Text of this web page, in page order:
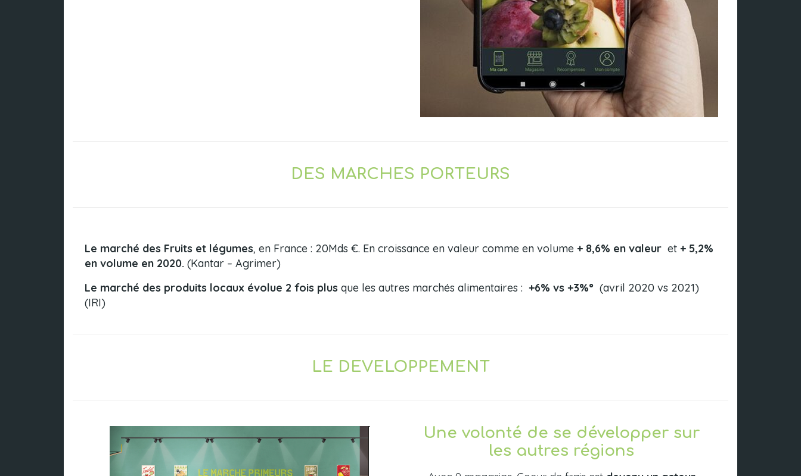
DES MARCHES PORTEURS
Le marché des Fruits et légumes, en France : 20Mds €. En croissance en valeur comme en volume + 8,6% en valeur et + 5,2%
en volume en 2020. (Kantar – Agrimer)
Le marché des produits locaux évolue 2 fois plus que les autres marchés alimentaires : +6% vs +3%° (avril 2020 vs 2021)
(IRI)
LE DEVELOPPEMENT
Une volonté de se développer sur
les autres régions